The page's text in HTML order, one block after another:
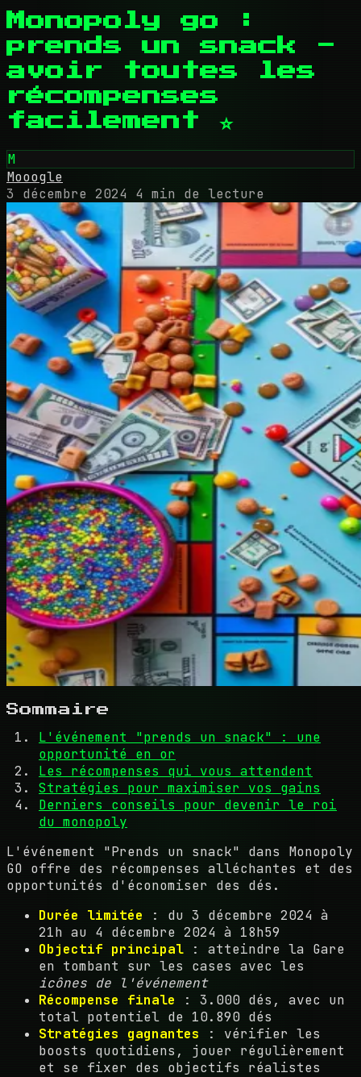
Monopoly go :
prends un snack -
avoir toutes les
récompenses
facilement ⭐
M
Mooogle
3 décembre 2024
4 min de lecture
Sommaire
L'événement "prends un snack" : une
opportunité en or
Les récompenses qui vous attendent
Stratégies pour maximiser vos gains
Derniers conseils pour devenir le roi
du monopoly
L'événement "Prends un snack" dans Monopoly
GO offre des récompenses alléchantes et des
opportunités d'économiser des dés.
Durée limitée : du 3 décembre 2024 à
21h au 4 décembre 2024 à 18h59
Objectif principal : atteindre la Gare
en tombant sur les cases avec les
icônes de l'événement
Récompense finale : 3.000 dés, avec un
total potentiel de 10.890 dés
Stratégies gagnantes : vérifier les
boosts quotidiens, jouer régulièrement
et se fixer des objectifs réalistes